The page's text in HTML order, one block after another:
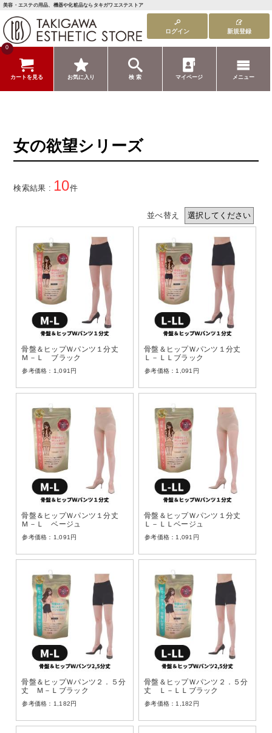
美容・エステの用品、機器や化粧品ならタキガワエステストア
ログイン 新規登録
0
カートを見る お気に入り 検 索 マイページ メニュー
女の欲望シリーズ
検索結果 : 10件
並べ替え
骨盤＆ヒップＷパンツ１分丈
Ｍ－Ｌ ブラック
1,091 円
骨盤＆ヒップＷパンツ１分丈
Ｌ－ＬＬブラック
1,091 円
骨盤＆ヒップＷパンツ１分丈
Ｍ－Ｌ ベージュ
1,091 円
骨盤＆ヒップＷパンツ１分丈
Ｌ－ＬＬベージュ
1,091 円
骨盤＆ヒップＷパンツ２．５分
丈 Ｍ－Ｌブラック
1,182円
骨盤＆ヒップＷパンツ２．５分
丈 Ｌ－ＬＬブラック
1,182 円